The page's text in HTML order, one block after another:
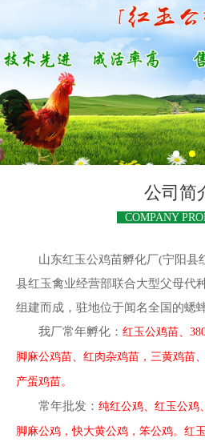
公司简
COMPANY
山东红玉公鸡苗孵化厂(宁阳县
县红玉禽业经营部联合大型父母代
组建而成，驻地位于闻名全国的蟋
我厂常年孵化： 红玉公鸡苗、
脚麻公鸡苗、红肉杂鸡苗，三黄鸡苗
产蛋鸡苗。
常年批发： 纯红公鸡、红玉公鸡
脚麻公鸡，快大黄公鸡，笨公鸡。红